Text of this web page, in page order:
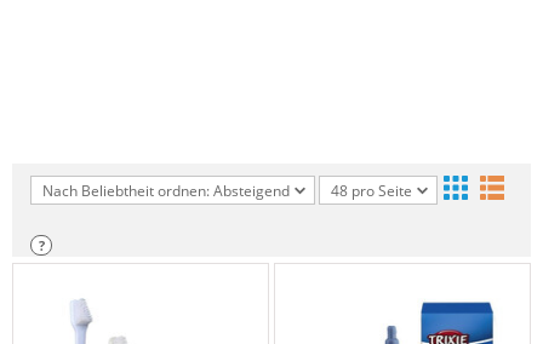
Nach Beliebtheit ordnen: Absteigend 48 pro Seite
?